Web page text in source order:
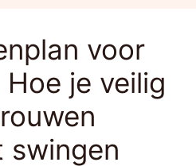
voor
je veilig
swingen